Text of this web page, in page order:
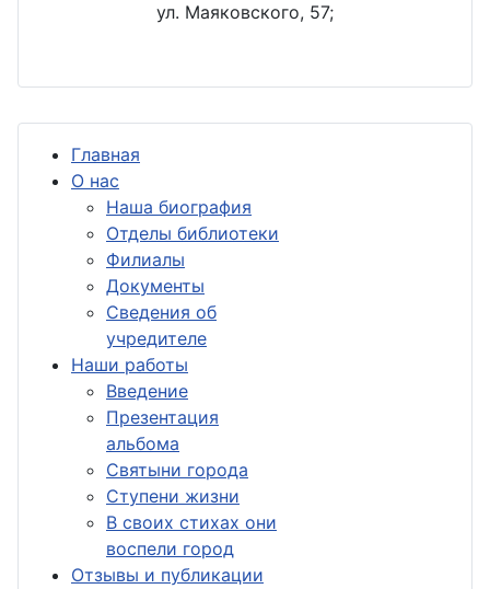
Главная
О нас
Наша биография
Отделы библиотеки
Филиалы
Документы
Сведения об
учредителе
Наши работы
Введение
Презентация
альбома
Святыни города
Ступени жизни
В своих стихах они
воспели город
Отзывы и публикации
ул. Маяковского, 57;